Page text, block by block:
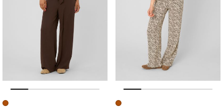
Image précédente
Image suivante
Image précédente
Image suivante